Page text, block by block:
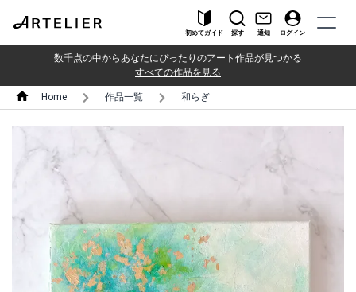
初めてガイド 探す 通知 ログイン
数千点の中からあなたにぴったりのアート作品が見つかる
すべての作品を見る
Home 作品一覧 和らぎ